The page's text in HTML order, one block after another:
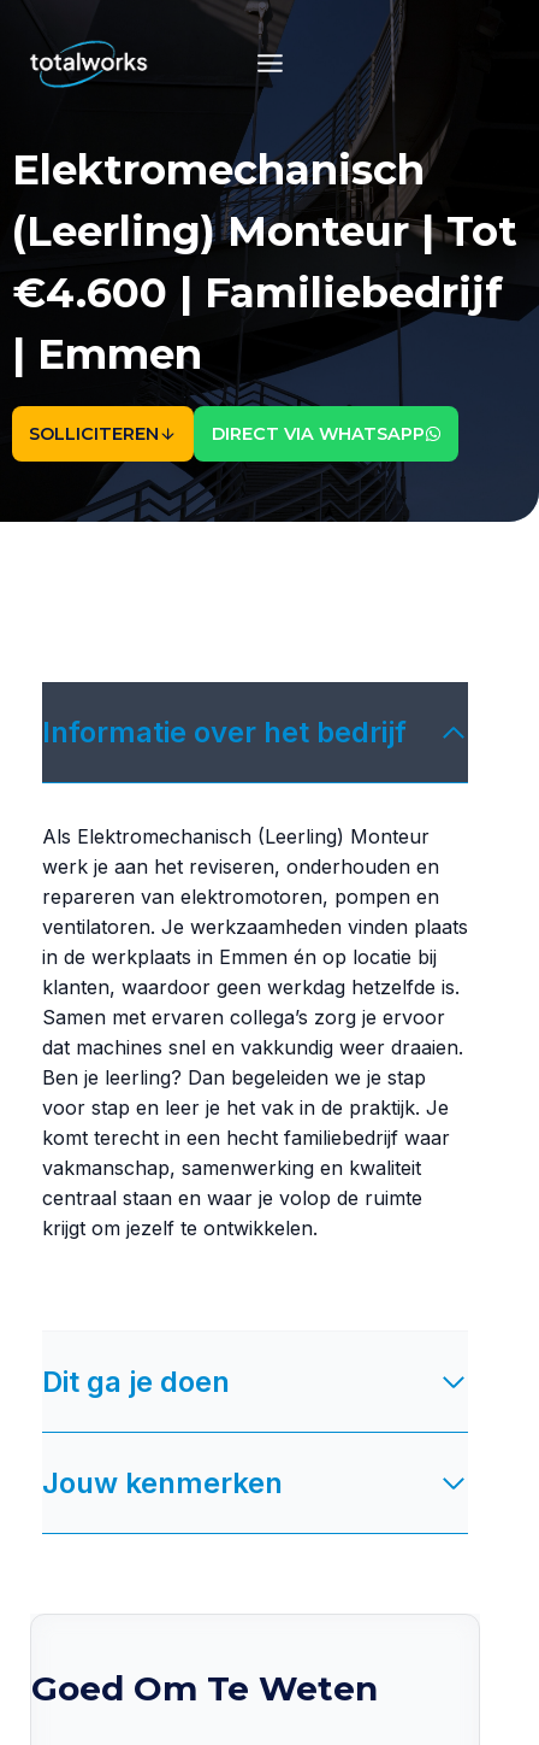
Doorgaan
inhoud
Elektromechanisch
(Leerling) Monteur | Tot
€4.600 | Familiebedrijf
| Emmen
SOLLICITEREN DIRECT VIA WHATSAPP
Informatie over het bedrijf
Als Elektromechanisch (Leerling) Monteur
werk je aan het reviseren, onderhouden en
repareren van elektromotoren, pompen en
ventilatoren. Je werkzaamheden vinden plaats
in de werkplaats in Emmen én op locatie bij
klanten, waardoor geen werkdag hetzelfde is.
Samen met ervaren collega’s zorg je ervoor
dat machines snel en vakkundig weer draaien.
Ben je leerling? Dan begeleiden we je stap
voor stap en leer je het vak in de praktijk. Je
komt terecht in een hecht familiebedrijf waar
vakmanschap, samenwerking en kwaliteit
centraal staan en waar je volop de ruimte
krijgt om jezelf te ontwikkelen.
Dit ga je doen
Jouw kenmerken
Goed Om Te Weten